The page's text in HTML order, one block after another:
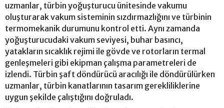
uzmanlar, türbin yoğuşturucu ünitesinde vakumu
oluşturarak vakum sisteminin sızdırmazlığını ve türbinin
termomekanik durumunu kontrol etti. Aynı zamanda
yoğuşturucudaki vakum seviyesi, buhar basıncı,
yatakların sıcaklık rejimi ile gövde ve rotorların termal
genleşmeleri gibi ekipman çalışma parametreleri de
izlendi. Türbin şaft döndürücü aracılığı ile döndürülürken
uzmanlar, türbin kanatlarının tasarım gerekliliklerine
uygun şekilde çalıştığını doğruladı.